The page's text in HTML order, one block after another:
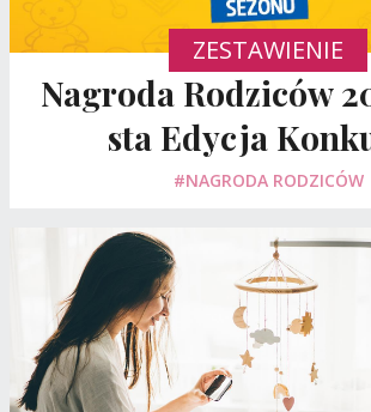
ZESTAWIENIE
Nagroda Rodziców
sta Edycja
#NAGRODA RODZICÓW